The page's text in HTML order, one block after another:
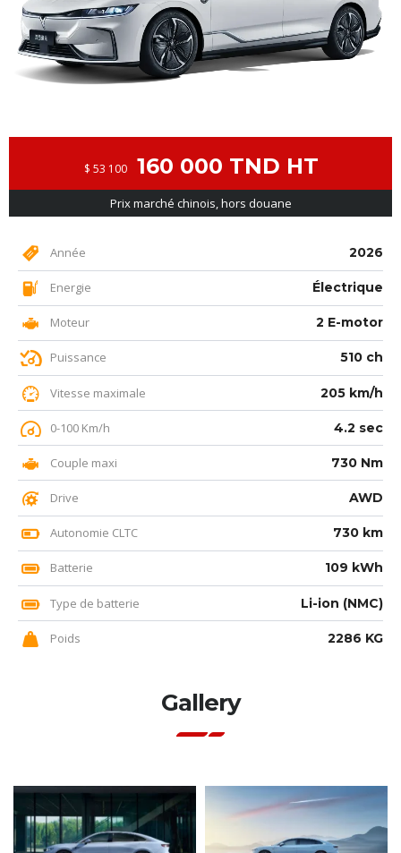
160 000 TND HT
$ 53 100
Prix marché chinois, hors douane
Année 2026
Energie Électrique
Moteur 2 E-motor
Puissance 510 ch
Vitesse maximale 205 km/h
0-100 Km/h 4.2 sec
Couple maxi 730 Nm
Drive AWD
Autonomie CLTC 730 km
Batterie 109 kWh
Type de batterie Li-ion (NMC)
Poids 2286 KG
Gallery